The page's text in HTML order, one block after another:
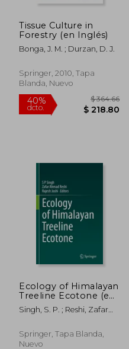
45%
45%
dcto.
$ 68.30
$ 37.57
Tissue Culture in
Forestry (en Inglés)
Bonga, J. M. ; Durzan, D. J.
Springer, 2010, Tapa
Blanda, Nuevo
Ecology of Himalayan
Treeline Ecotone (en
Inglés)
Singh, S. P. ; Reshi, Zafar
Springer, Tapa Blanda,
Nuevo